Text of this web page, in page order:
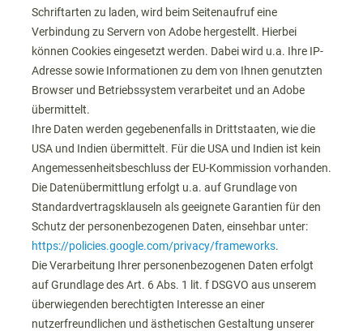
Schriftarten zu laden, wird beim Seitenaufruf eine
Verbindung zu Servern von Adobe hergestellt. Hierbei
können Cookies eingesetzt werden. Dabei wird u.a. Ihre IP-
Adresse sowie Informationen zu dem von Ihnen genutzten
Browser und Betriebssystem verarbeitet und an Adobe
übermittelt.
Ihre Daten werden gegebenenfalls in Drittstaaten, wie die
USA und Indien übermittelt. Für die USA und Indien ist kein
Angemessenheitsbeschluss der EU-Kommission vorhanden.
Die Datenübermittlung erfolgt u.a. auf Grundlage von
Standardvertragsklauseln als geeignete Garantien für den
Schutz der personenbezogenen Daten, einsehbar unter:
https://policies.google.com/privacy/frameworks.
Die Verarbeitung Ihrer personenbezogenen Daten erfolgt
auf Grundlage des Art. 6 Abs. 1 lit. f DSGVO aus unserem
überwiegenden berechtigten Interessean einer
nutzerfreundlichen und ästhetischen Gestaltung unserer